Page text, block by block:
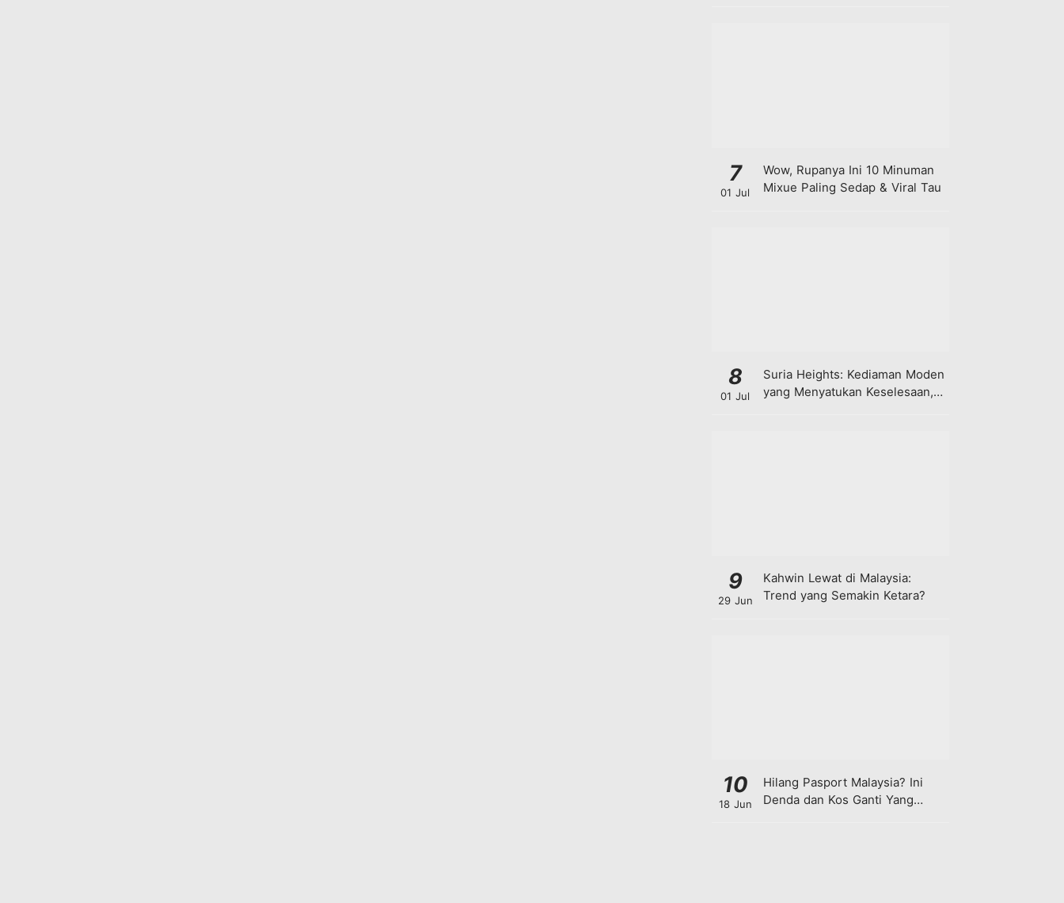
7
01 Jul
Wow, Rupanya Ini 10 Minuman
Mixue Paling Sedap & Viral Tau
8
01 Jul
Suria Heights: Kediaman Moden
yang Menyatukan Keselesaan,
9
29 Jun
Kahwin Lewat di Malaysia:
Trend yang Semakin Ketara?
10
18 Jun
Hilang Pasport Malaysia? Ini
Denda dan Kos Ganti Yang